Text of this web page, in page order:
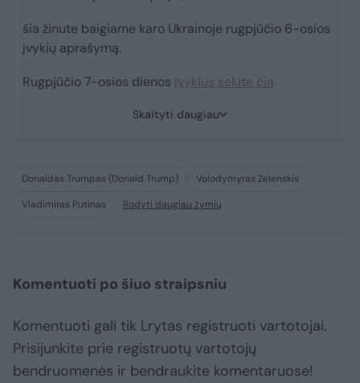
šia žinute baigiame karo Ukrainoje rugpjūčio 6-osios
įvykių aprašymą.
Rugpjūčio 7-osios dienos įvykius sekite čia.
Skaityti daugiau
Donaldas Trumpas (Donald Trump)
Volodymyras Zelenskis
Vladimiras Putinas
Rodyti daugiau žymių
Komentuoti po šiuo straipsniu
Komentuoti gali tik Lrytas registruoti vartotojai.
Prisijunkite prie registruotų vartotojų
bendruomenės ir bendraukite komentaruose!